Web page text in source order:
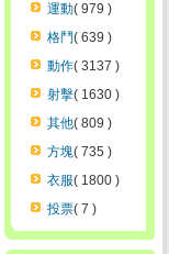
運動( 979 )
格鬥( 639 )
動作( 3137 )
射擊( 1630 )
其他( 809 )
方塊( 735 )
衣服( 1800 )
投票( 7 )